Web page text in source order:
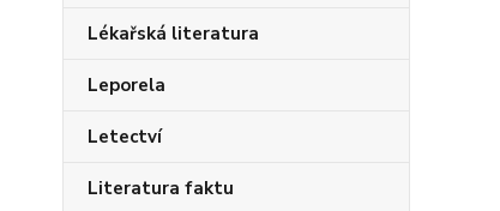
Lékařská literatura
Leporela
Letectví
Literatura faktu